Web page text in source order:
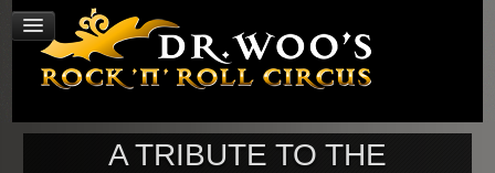
A TRIBUTE TO THE